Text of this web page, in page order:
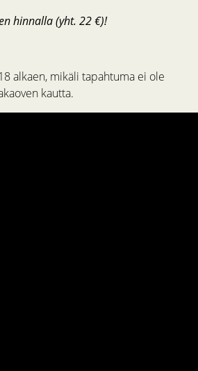
hinnalla (yht. 22 €)!
alkaen, mikäli tapahtuma ei ole
kautta.